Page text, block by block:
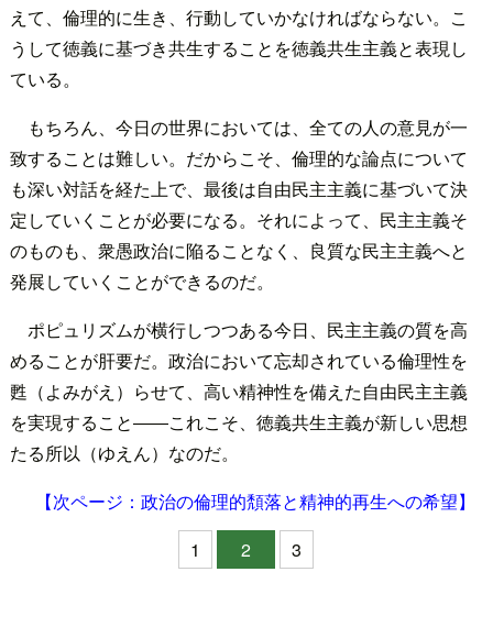
えて、倫理的に生き、行動していかなければならない。こ
うして徳義に基づき共生することを徳義共生主義と表現し
ている。
もちろん、今日の世界においては、全ての人の意見が一
致することは難しい。だからこそ、倫理的な論点について
も深い対話を経た上で、最後は自由民主主義に基づいて決
定していくことが必要になる。それによって、民主主義そ
のものも、衆愚政治に陥ることなく、良質な民主主義へと
発展していくことができるのだ。
ポピュリズムが横行しつつある今日、民主主義の質を高
めることが肝要だ。政治において忘却されている倫理性を
甦（よみがえ）らせて、高い精神性を備えた自由民主主義
を実現すること――これこそ、徳義共生主義が新しい思想
たる所以（ゆえん）なのだ。
【次ページ：政治の倫理的頽落と精神的再生への希望】
1
2 3